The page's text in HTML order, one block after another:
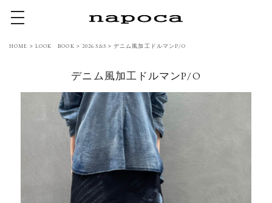
toggle navigation
HOME > LOOK BOOK > 2026 S&S>デニム風加工ドルマンP/O
デニム風加工ドルマンP/O